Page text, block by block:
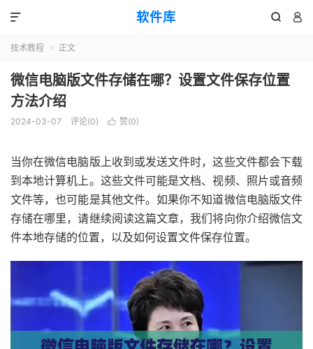
软件库  

技术教程  正文
微信电脑版文件存储在哪？设置文件保存位置
方法介绍
2024-03-07 评论(0)  赞(0)
当你在微信电脑版上收到或发送文件时，这些文件都会下载
到本地计算机上。这些文件可能是文档、视频、照片或音频
文件等，也可能是其他文件。如果你不知道微信电脑版文件
存储在哪里，请继续阅读这篇文章，我们将向你介绍微信文
件本地存储的位置，以及如何设置文件保存位置。